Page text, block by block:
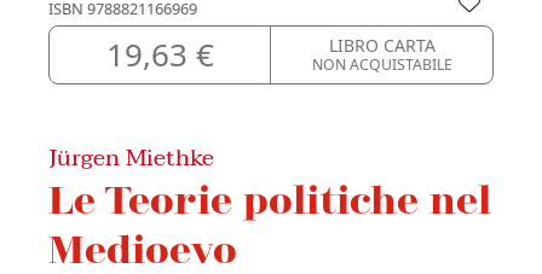
ISBN 9788821166969
19,63 € LIBRO CARTA
NON ACQUISTABILE
Jürgen Miethke
Le Teorie politiche nel
Medioevo